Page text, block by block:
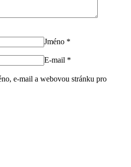
Jméno *
E-mail *
e-mail a webovou stránku pro